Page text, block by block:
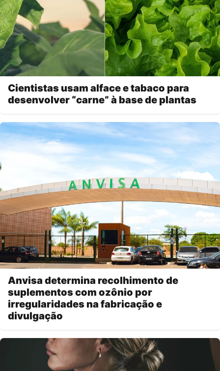
Cientistas usam alface e tabaco para
desenvolver “carne” à base de plantas
Anvisa determina recolhimento de
suplementos com ozônio por
irregularidades na fabricação e
divulgação